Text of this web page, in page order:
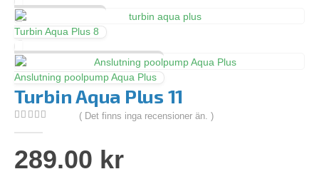
Turbin Aqua Plus 8
Anslutning poolpump Aqua Plus
Turbin Aqua Plus 11
( Det finns inga recensioner än. )
289.00 kr